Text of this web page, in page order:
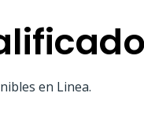
en Linea.